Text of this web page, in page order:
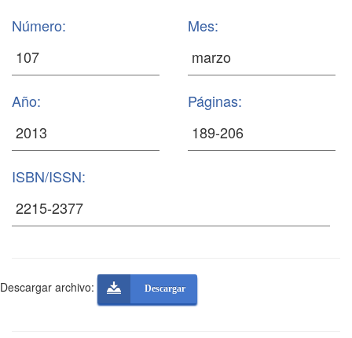
Número: Mes:
Año: Páginas:
ISBN/ISSN:
Descargar archivo: Descargar